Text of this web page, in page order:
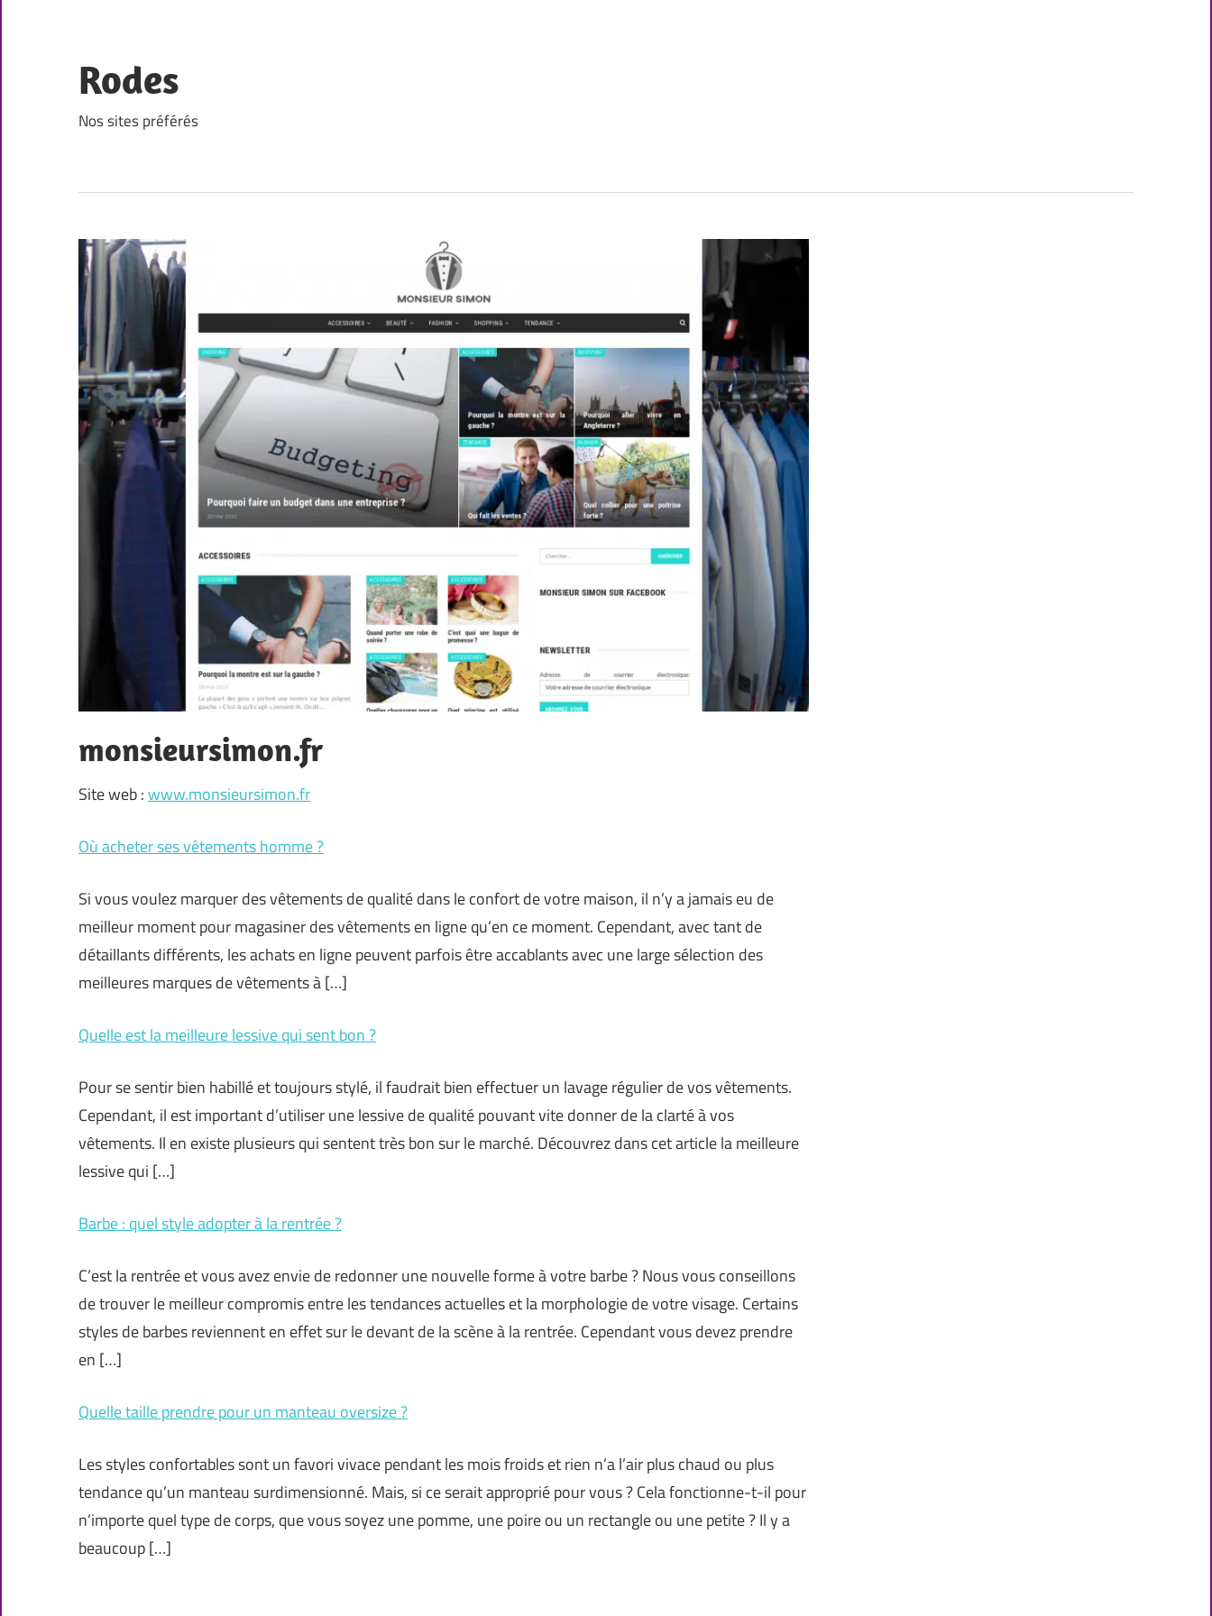
content
Rodes
Nos sites préférés
monsieursimon.fr
Site web :www.monsieursimon.fr
Où acheter ses vêtements homme ?
Si vous voulez marquer des vêtements de qualité dans le confort de votre maison, il n’y a jamais eu de
meilleur moment pour magasiner des vêtements en ligne qu’en ce moment. Cependant, avec tant de
détaillants différents, les achats en ligne peuvent parfois être accablants avec une large sélection des
meilleures marques de vêtements à […]
Quelle est la meilleure lessive qui sent bon ?
Pour se sentir bien habillé et toujours stylé, il faudrait bien effectuer un lavage régulier de vos vêtements.
Cependant, il est important d’utiliser une lessive de qualité pouvant vite donner de la clarté à vos
vêtements. Il en existe plusieurs qui sentent très bon sur le marché. Découvrez dans cet article la meilleure
lessive qui […]
Barbe : quel style adopter à la rentrée ?
C’est la rentrée et vous avez envie de redonner une nouvelle forme à votre barbe ? Nous vous conseillons
de trouver le meilleur compromis entre les tendances actuelles et la morphologie de votre visage. Certains
styles de barbes reviennent en effet sur le devant de la scène à la rentrée. Cependant vous devez prendre
en […]
Quelle taille prendre pour un manteau oversize ?
Les styles confortables sont un favori vivace pendant les mois froids et rien n’a l’air plus chaud ou plus
tendance qu’un manteau surdimensionné. Mais, si ce serait approprié pour vous ? Cela fonctionne-t-il pour
n’importe quel type de corps, que vous soyez une pomme, une poire ou un rectangle ou une petite ? Il y a
beaucoup […]